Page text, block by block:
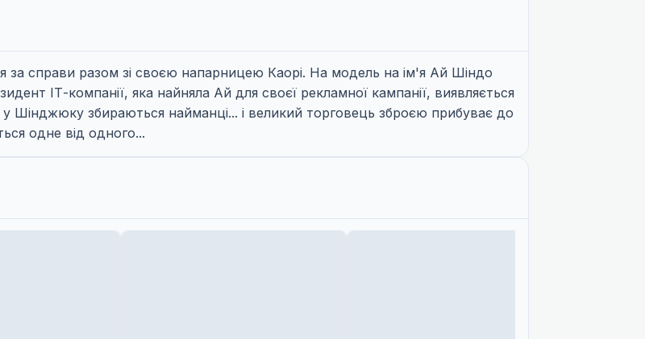
за справи разом зі своєю напарницею Каорі. На модель на ім'я Ай Шіндо
ІТ-компанії, яка найняла Ай для своєї рекламної кампанії, виявляється
Шінджюку збираються найманці... і великий торговець зброєю прибуває до
одне від одного...